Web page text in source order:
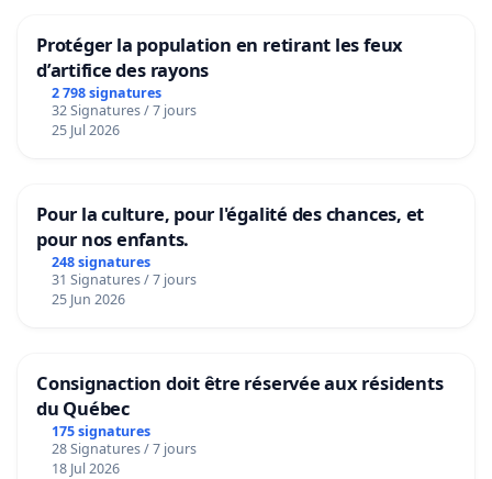
Protéger la population en retirant les feux
d’artifice des rayons
2 798 signatures
32 Signatures / 7 jours
25 Jul 2026
Pour la culture, pour l'égalité des chances, et
pour nos enfants.
248 signatures
31 Signatures / 7 jours
25 Jun 2026
Consignaction doit être réservée aux résidents
du Québec
175 signatures
28 Signatures / 7 jours
18 Jul 2026